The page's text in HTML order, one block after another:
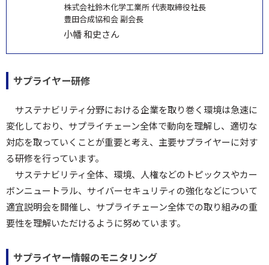
株式会社鈴木化学工業所 代表取締役社長
豊田合成協和会 副会長
小幡 和史さん
サプライヤー研修
サステナビリティ分野における企業を取り巻く環境は急速に
変化しており、サプライチェーン全体で動向を理解し、適切な
対応を取っていくことが重要と考え、主要サプライヤーに対す
る研修を行っています。
サステナビリティ全体、環境、人権などのトピックスやカー
ボンニュートラル、サイバーセキュリティの強化などについて
適宜説明会を開催し、サプライチェーン全体での取り組みの重
要性を理解いただけるように努めています。
サプライヤー情報のモニタリング